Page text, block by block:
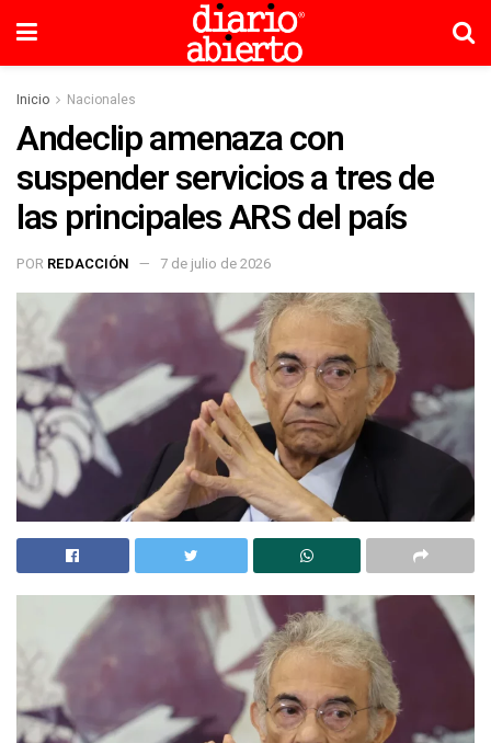
Inicio Nacionales
Andeclip amenaza con
suspender servicios a tres de
las principales ARS del país
POR REDACCIÓN 7 de julio de 2026